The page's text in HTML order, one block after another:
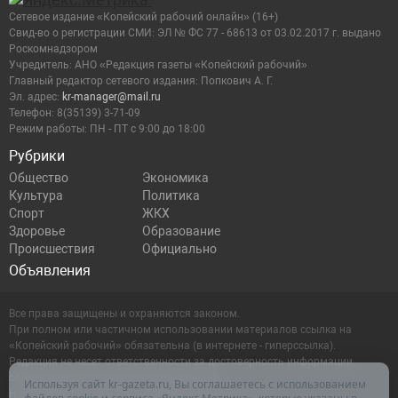
Рубрики
Общество
Экономика
Культура
Политика
Спорт
ЖКХ
Здоровье
Образование
Происшествия
Официально
Объявления
Сетевое издание «Копейский рабочий онлайн» (16+)
Cвид-во о регистрации СМИ: ЭЛ № ФС 77 - 68613 от 03.02.2017 г. выдано
Роскомнадзором
Учредитель: АНО «Редакция газеты «Копейский рабочий»
Главный редактор сетевого издания: Попкович А. Г.
Эл. адрес: kr-manager@mail.ru
Телефон: 8(35139) 3-71-09
Режим работы: ПН - ПТ с 9:00 до 18:00
Все права защищены и охраняются законом.
При полном или частичном использовании материалов ссылка на
«Копейский рабочий» обязательна (в интернете - гиперссылка).
Редакция не несет ответственности за достоверность информации,
содержащейся в рекламных объявлениях.
Настоящий ресурс может содержать материалы 16+
Используя сайт kr-gazeta.ru, Вы соглашаетесь с использованием